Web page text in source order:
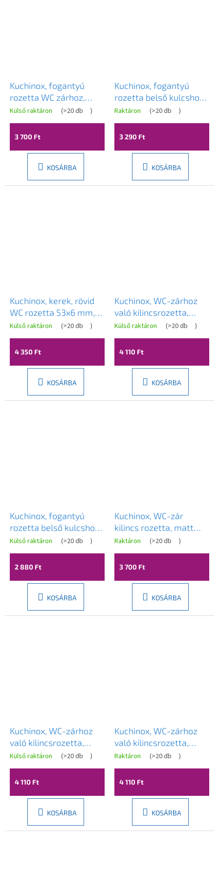
Kuchinox, fogantyú
rozetta WC zárhoz,
fényes arany, LAV-
LK5_G03A
Külső raktáron (>20 db )
3 700 Ft
KOSÁRBA
Kuchinox, fogantyú
rozetta belső kulcshoz,
matt fekete-arany,
LAV-LK6_701A
Raktáron (>20 db )
3 290 Ft
KOSÁRBA
Kuchinox, kerek, rövid
WC rozetta 53x6 mm,
szatén, LAV-LO4_3M3R
Külső raktáron (>20 db )
4 350 Ft
KOSÁRBA
Kuchinox, WC-zárhoz
való kilincsrozetta,
fényes arany, LAV-
LO1_G03A
Külső raktáron (>20 db )
4 110 Ft
KOSÁRBA
Kuchinox, fogantyú
rozetta belső kulcshoz,
matt fekete, LAV-
LK6_901A
Külső raktáron (>20 db )
2 880 Ft
KOSÁRBA
Kuchinox, WC-zár
kilincs rozetta, matt
arany, LAV-LP2_G03A
Raktáron (>20 db )
3 700 Ft
KOSÁRBA
Kuchinox, WC-zárhoz
való kilincsrozetta,
matt fekete, LAV-
LO4_903R
Külső raktáron (>20 db )
4 110 Ft
KOSÁRBA
Kuchinox, WC-zárhoz
való kilincsrozetta,
fényes arany, LAV-
LO4_G23A
Raktáron (>20 db )
4 110 Ft
KOSÁRBA